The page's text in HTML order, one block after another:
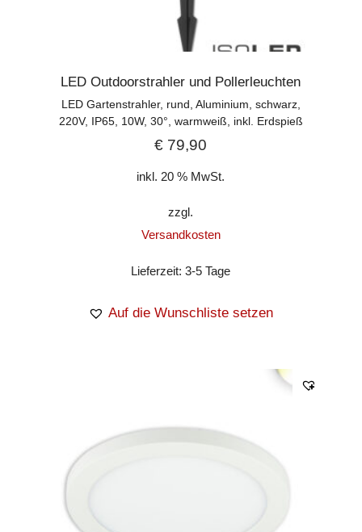
LED Outdoorstrahler und Pollerleuchten
LED Gartenstrahler, rund, Aluminium, schwarz,
220V, IP65, 10W, 30°, warmweiß, inkl. Erdspieß
€ 79,90
inkl. 20 % MwSt.
zzgl.
Versandkosten
Lieferzeit:3-5 Tage
Auf die Wunschliste setzen